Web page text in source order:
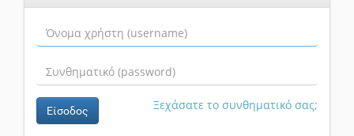
Είσοδος Ξεχάσατε το συνθηματικό σας;